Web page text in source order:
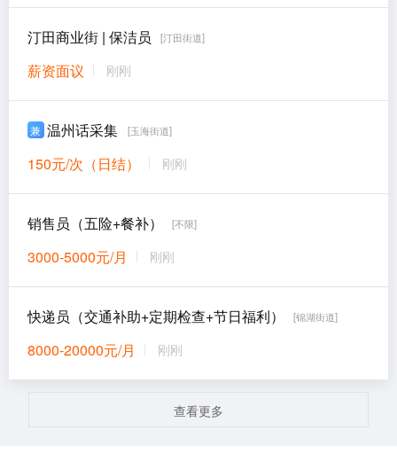
汀田商业街 | 保洁员 [汀田街道]
薪资面议 刚刚
兼 温州话采集 [玉海街道]
150元/次（日结） 刚刚
销售员（五险+餐补） [不限]
3000-5000元/月 刚刚
快递员（交通补助+定期检查+节日福利） [锦湖街道]
8000-20000元/月 刚刚
查看更多